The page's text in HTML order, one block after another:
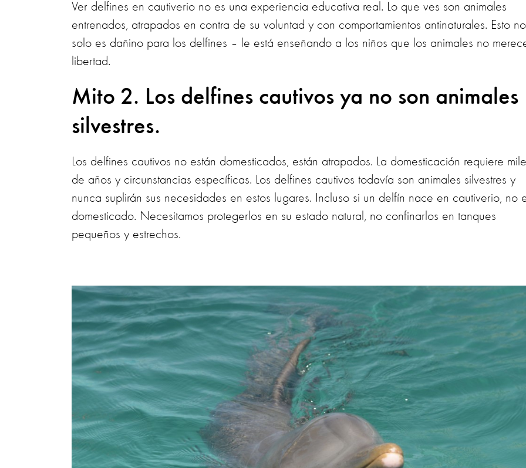
Ver delfines en cautiverio no es una experiencia educativa real. Lo que ves son animales
entrenados, atrapados en contra de su voluntad y con comportamientos antinaturales. Esto no
solo es dañino para los delfines – le está enseñando a los niños que los animales no
libertad.
Mito 2. Los delfines cautivos ya no son animales
silvestres.
Los delfines cautivos no están domesticados, están atrapados. La domesticación requiere
de años y circunstancias específicas. Los delfines cautivos todavía son animales silvestres y
nunca suplirán sus necesidades en estos lugares. Incluso si un delfín nace en cautiverio, no
domesticado. Necesitamos protegerlos en su estado natural, no confinarlos en tanques
pequeños y estrechos.